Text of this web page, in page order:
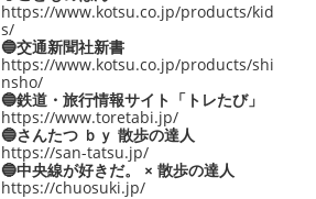
https://www.kotsu.co.jp/products/kid
s/
🔵交通新聞社新書
https://www.kotsu.co.jp/products/shi
nsho/
🔵鉄道・旅行情報サイト「トレたび」
https://www.toretabi.jp/
🔵さんたつ ｂｙ 散歩の達人
https://san-tatsu.jp/
🔵中央線が好きだ。 × 散歩の達人
https://chuosuki.jp/